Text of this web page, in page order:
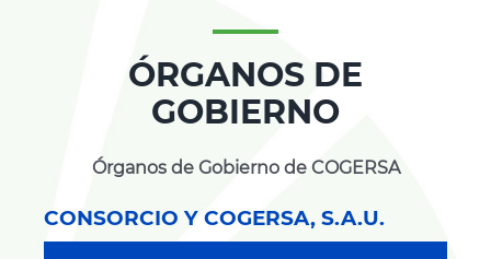
ÓRGANOS DE
GOBIERNO
Órganos de Gobierno de COGERSA
CONSORCIO Y COGERSA, S.A.U.